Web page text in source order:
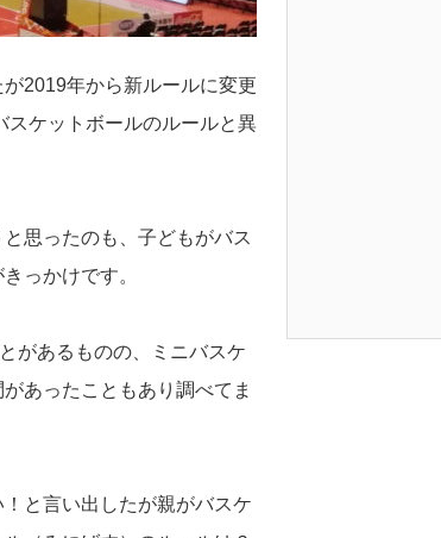
2019年から新ルールに変更
スケットボールのルールと異
思ったのも、子どもがバス
っかけです。
があるものの、ミニバスケ
あったこともあり調べてま
と言い出したが親がバスケ